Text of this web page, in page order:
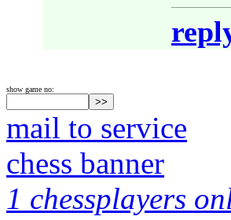
show game no:
mail to service
chess banner
1 chessplayers